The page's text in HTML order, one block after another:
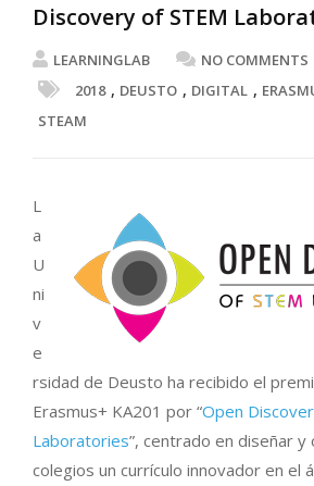
Discovery of STEM
LEARNINGLAB
NO COMMENTS
2018 , DEUSTO , DIGITAL ,
STEAM
L
a
U
ni
v
e
rsidad de Deusto ha recibido el
Erasmus+ KA201 por “Open
Laboratories”, centrado en diseñar
colegios un currículo innovador en el